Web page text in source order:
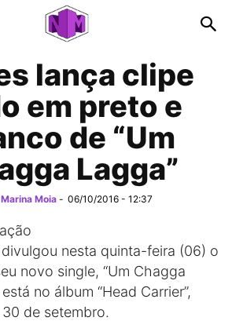
lança clipe
em preto e
de “Um
Lagga”
Marina Moia - 06/10/2016 - 12:37
nesta quinta-feira (06) o
novo single, “Um Chagga
no álbum “Head Carrier”,
de setembro.